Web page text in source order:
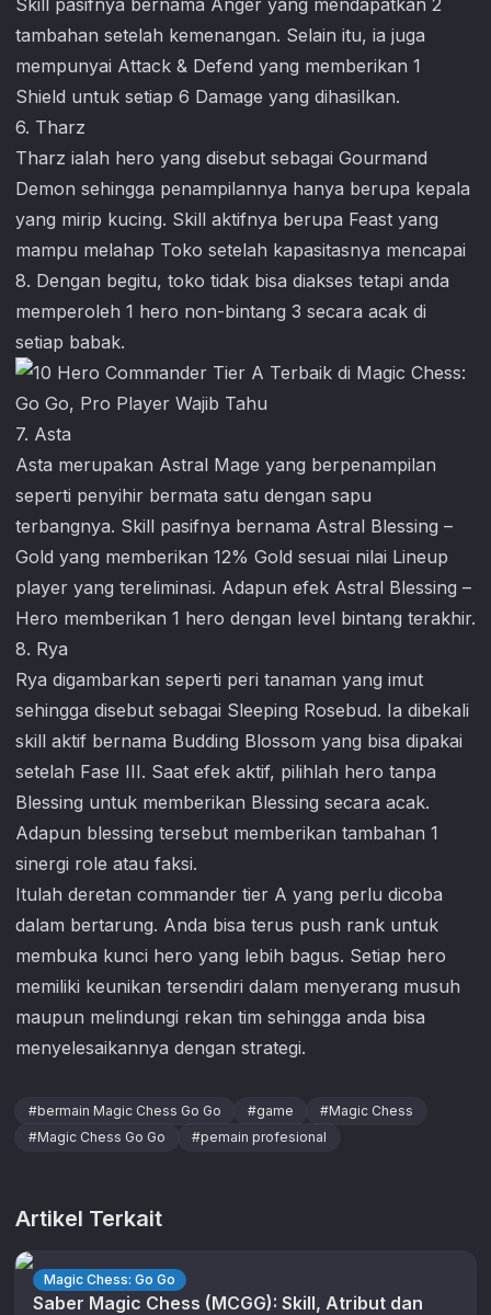
Skill pasifnya bernama Anger yang mendapatkan 2
tambahan setelah kemenangan. Selain itu, ia juga
mempunyai Attack & Defend yang memberikan 1
Shield untuk setiap 6 Damage yang dihasilkan.
6. Tharz
Tharz ialah hero yang disebut sebagai Gourmand
Demon sehingga penampilannya hanya berupa kepala
yang mirip kucing. Skill aktifnya berupa Feast yang
mampu melahap Toko setelah kapasitasnya mencapai
8. Dengan begitu, toko tidak bisa diakses tetapi anda
memperoleh 1 hero non-bintang 3 secara acak di
setiap babak.
7. Asta
Asta merupakan Astral Mage yang berpenampilan
seperti penyihir bermata satu dengan sapu
terbangnya. Skill pasifnya bernama Astral Blessing –
Gold yang memberikan 12% Gold sesuai nilai Lineup
player yang tereliminasi. Adapun efek Astral Blessing –
Hero memberikan 1 hero dengan level bintang terakhir.
8. Rya
Rya digambarkan seperti peri tanaman yang imut
sehingga disebut sebagai Sleeping Rosebud. Ia dibekali
skill aktif bernama Budding Blossom yang bisa dipakai
setelah Fase III. Saat efek aktif, pilihlah hero tanpa
Blessing untuk memberikan Blessing secara acak.
Adapun blessing tersebut memberikan tambahan 1
sinergi role atau faksi.
Itulah deretan commander tier A yang perlu dicoba
dalam bertarung. Anda bisa terus push rank untuk
membuka kunci hero yang lebih bagus. Setiap hero
memiliki keunikan tersendiri dalam menyerang musuh
maupun melindungi rekan tim sehingga anda bisa
menyelesaikannya dengan strategi.
#bermain Magic Chess Go Go #game #Magic Chess
#Magic Chess Go Go #pemain profesional
Artikel Terkait
Magic Chess: Go Go
Saber Magic Chess (MCGG): Skill, Atribut dan